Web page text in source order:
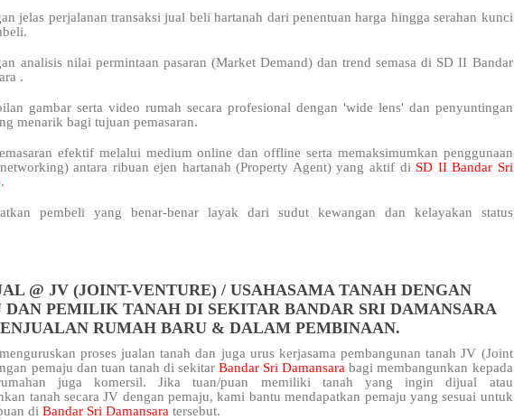
jelas perjalanan transaksi jual beli hartanah dari penentuan harga hingga serahan kunci
analisis nilai permintaan pasaran (Market Demand) dan trend semasa di SD II Bandar
.
gambar serta video rumah secara profesional dengan 'wide lens' dan penyuntingan
menarik bagi tujuan pemasaran.
efektif melalui medium online dan offline serta memaksimumkan penggunaan
antara ribuan ejen hartanah (Property Agent) yang aktif di SD II Bandar Sri
.
pembeli yang benar-benar layak dari sudut kewangan dan kelayakan status
@ JV (JOINT-VENTURE) / USAHASAMA TANAH DENGAN
DAN PEMILIK TANAH DI SEKITAR BANDAR SRI DAMANSARA
RUMAH BARU & DALAM PEMBINAAN.
proses jualan tanah dan juga urus kerjasama pembangunan tanah JV (Joint
pemaju dan tuan tanah di sekitarBandar Sri Damansarabagi membangunkan kepada
juga komersil. Jika tuan/puan memiliki tanah yang ingin dijual atau
tanah secara JV dengan pemaju, kami bantu mendapatkan pemaju yang sesuai untuk
diBandar Sri Damansaratersebut.